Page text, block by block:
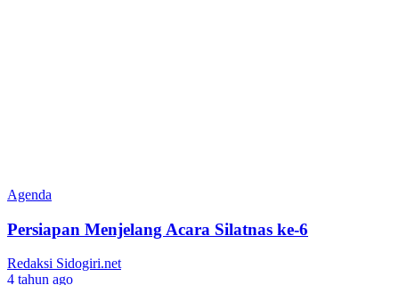
Agenda
Persiapan Menjelang Acara Silatnas ke-6
Redaksi Sidogiri.net
4 tahun ago